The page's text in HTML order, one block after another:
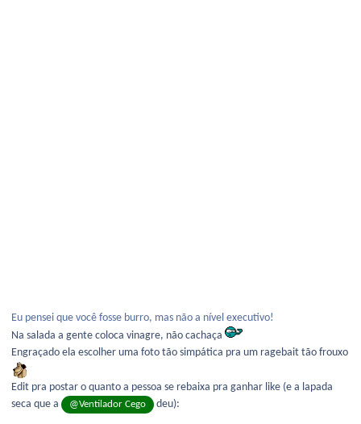
Eu pensei que você fosse burro, mas não a nível executivo!
Na salada a gente coloca vinagre, não cachaça
Engraçado ela escolher uma foto tão simpática pra um ragebait tão frouxo
Edit pra postar o quanto a pessoa se rebaixa pra ganhar like (e a lapada
seca que a
@Ventilador Cego deu):